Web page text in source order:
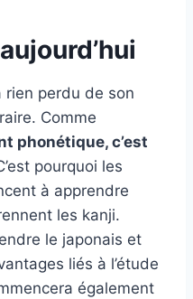
rien perdu de son
Comme
phonétique, c’est
pourquoi les
à apprendre
les kanji.
le japonais et
liés à l’étude
également